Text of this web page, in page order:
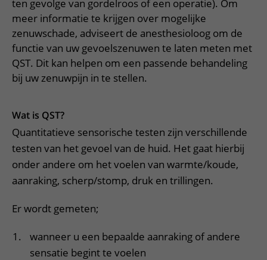
Onderzoeken en diagnostiek
Het Wilhelmina Kinderziekenhuis
Bloedprikken
Wachttijden
Bezoektijden
Wijzigen patiëntgegevens
Faciliteiten en voorzieningen
Bezoekregels
Kwaliteit en veiligheid
Route naar het ziekenhuis
Parkeren
Wegwijs in het ziekenhuis
Contact met polikliniek
Het Wilhelmina Kinderziekenhuis
Teleconsult aanvragen
Diagnostiek aanvragen
Zorgverlenersportaal
Over UMC Utrecht
Research
Onderwijs
ten gevolge van gordelroos of een operatie). Om
meer informatie te krijgen over mogelijke
zenuwschade, adviseert de anesthesioloog om de
functie van uw gevoelszenuwen te laten meten met
QST. Dit kan helpen om een passende behandeling
bij uw zenuwpijn in te stellen.
Wat is QST?
Quantitatieve sensorische testen zijn verschillende
testen van het gevoel van de huid. Het gaat hierbij
onder andere om het voelen van warmte/koude,
aanraking, scherp/stomp, druk en trillingen.
Er wordt gemeten;
wanneer u een bepaalde aanraking of andere
sensatie begint te voelen